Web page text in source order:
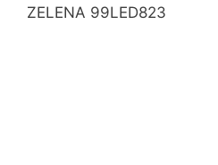
Interfoni i kontrola pristupa
ZELENA 99LED823